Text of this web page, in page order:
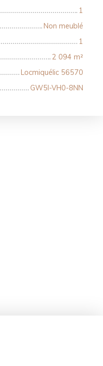
1
Non meublé
1
2 094 m²
Locmiquélic 56570
GW5I-VH0-8NN